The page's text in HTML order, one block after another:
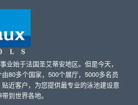
业始于法国圣艾蒂安地区。但是今天，
80多个国家，500个展厅，5000多名员
近客户，为您提供最专业的泳池建设意
到世界各地。